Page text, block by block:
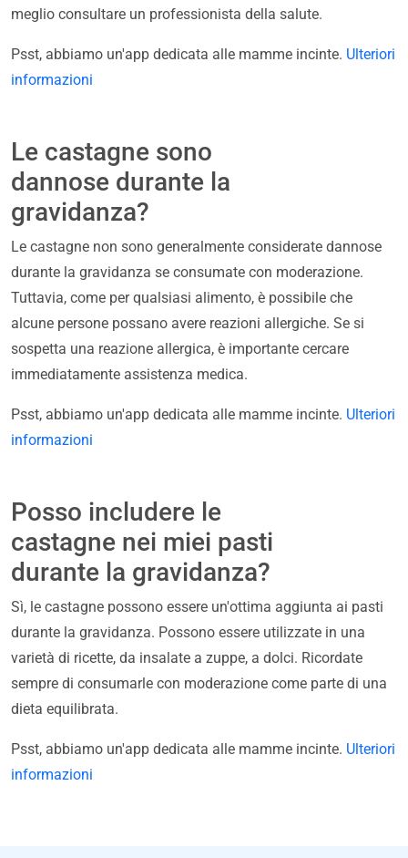
meglio consultare un professionista della salute.
Psst, abbiamo un'app dedicata alle mamme incinte. Ulteriori
informazioni
Le castagne sono
dannose durante la
gravidanza?
Le castagne non sono generalmente considerate dannose
durante la gravidanza se consumate con moderazione.
Tuttavia, come per qualsiasi alimento, è possibile che
alcune persone possano avere reazioni allergiche. Se si
sospetta una reazione allergica, è importante cercare
immediatamente assistenza medica.
Psst, abbiamo un'app dedicata alle mamme incinte. Ulteriori
informazioni
Posso includere le
castagne nei miei pasti
durante la gravidanza?
Sì, le castagne possono essere un'ottima aggiunta ai pasti
durante la gravidanza. Possono essere utilizzate in una
varietà di ricette, da insalate a zuppe, a dolci. Ricordate
sempre di consumarle con moderazione come parte di una
dieta equilibrata.
Psst, abbiamo un'app dedicata alle mamme incinte. Ulteriori
informazioni